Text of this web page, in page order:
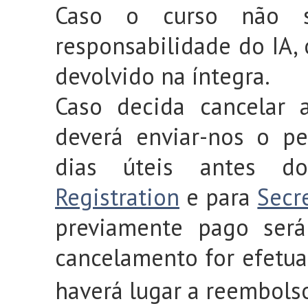
Caso o curso não
responsabilidade do
devolvido na íntegra.
Caso decida
deverá enviar-nos o
dias úteis antes
Registration e para
previamente pago
cancelamentofor
haverá lugar a